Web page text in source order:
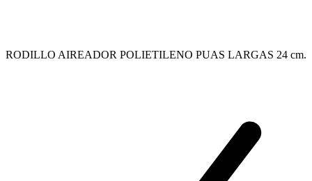
RODILLO AIREADOR POLIETILENO PUAS LARGAS 24 cm.